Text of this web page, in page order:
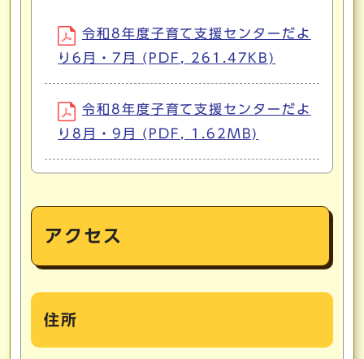
令和8年度子育て支援センターだよ
り6月・7月 (PDF, 261.47KB)
令和8年度子育て支援センターだよ
り8月・9月 (PDF, 1.62MB)
アクセス
住所